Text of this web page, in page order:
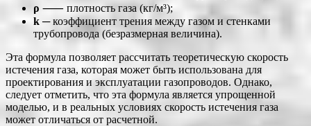
ρ ⸺ плотность газа (кг/м³);
k ─ коэффициент трения между газом и стенками
трубопровода (безразмерная величина).
Эта формула позволяет рассчитать теоретическую скорость
истечения газа, которая может быть использована для
проектирования и эксплуатации газопроводов. Однако,
следует отметить, что эта формула является упрощенной
моделью, и в реальных условиях скорость истечения газа
может отличаться от расчетной.